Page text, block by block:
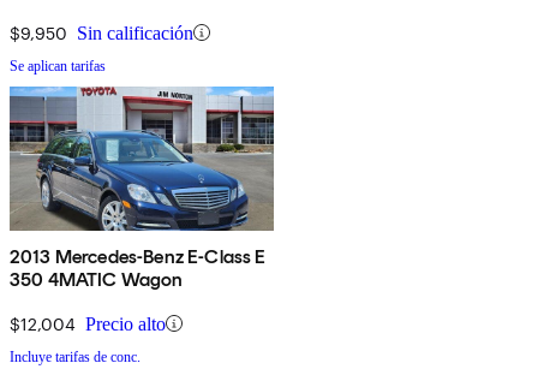
$9,950 Sin calificación
Se aplican tarifas
2013 Mercedes-Benz E-Class E
350 4MATIC Wagon
$12,004 Precio alto
Incluye tarifas de conc.